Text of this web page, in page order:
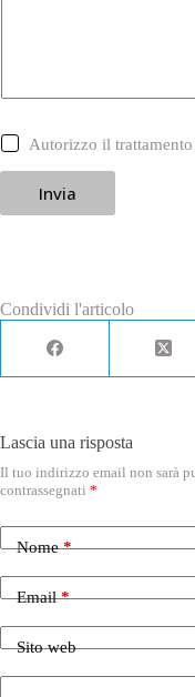
C
a
s
p
Autorizzo il
Invia
Condividi l'articolo
Lascia una risposta
Il tuo indirizzo email non sarà
contrassegnati *
Nome*
Email*
Sito web